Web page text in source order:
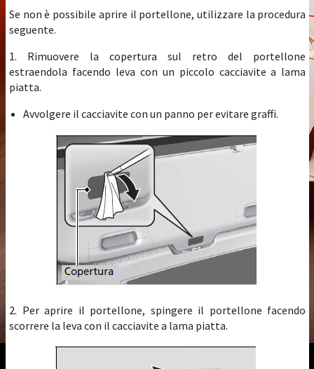
Se non è possibile aprire il portellone, utilizzare la procedura
seguente.
1. Rimuovere la copertura sul retro del portellone
estraendola facendo leva con un piccolo cacciavite a lama
piatta.
Avvolgere il cacciavite con un panno per evitare graffi.
2. Per aprire il portellone, spingere il portellone facendo
scorrere la leva con il cacciavite a lama piatta.